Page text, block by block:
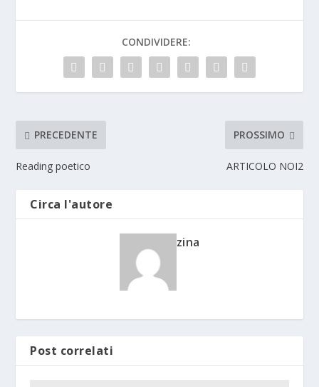
CONDIVIDERE:
PRECEDENTE
Reading poetico
PROSSIMO
ARTICOLO NOI2
Circa l'autore
zina
Post correlati